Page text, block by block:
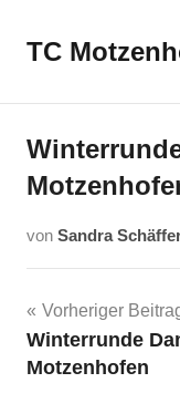
InhaltTC
von Sandra
Vorheriger
Winterrunde
Motzenhofen